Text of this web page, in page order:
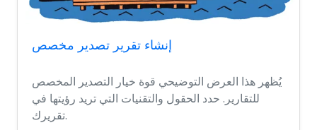
إنشاء تقرير تصدير مخصص
يُظهر هذا العرض التوضيحي قوة خيار التصدير المخصص
للتقارير. حدد الحقول والتقنيات التي تريد رؤيتها في
تقريرك.